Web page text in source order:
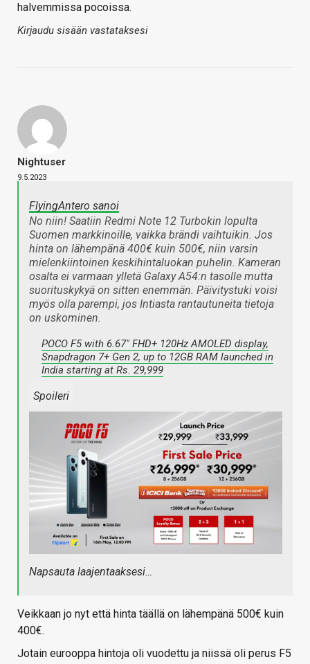
halvemmissa pocoissa.
Kirjaudu sisään vastataksesi
Nightuser
9.5.2023
FlyingAntero sanoi
No niin! Saatiin Redmi Note 12 Turbokin lopulta
Suomen markkinoille, vaikka brändi vaihtuikin. Jos
hinta on lähempänä 400€ kuin 500€, niin varsin
mielenkiintoinen keskihintaluokan puhelin. Kameran
osalta ei varmaan ylletä Galaxy A54:n tasolle mutta
suorituskykyä on sitten enemmän. Päivitystuki voisi
myös olla parempi, jos Intiasta rantautuneita tietoja
on uskominen.
POCO F5 with 6.67″ FHD+ 120Hz AMOLED display,
Snapdragon 7+ Gen 2, up to 12GB RAM launched in
India starting at Rs. 29,999
Spoileri
Napsauta laajentaaksesi…
Veikkaan jo nyt että hinta täällä on lähempänä 500€ kuin
400€.
Jotain eurooppa hintoja oli vuodettu ja niissä oli perus F5